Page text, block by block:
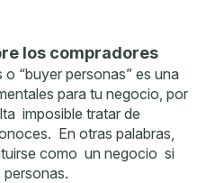
los compradores
“buyer personas” es una
para tu negocio, por
imposible tratar de
En otras palabras,
como un negocio si